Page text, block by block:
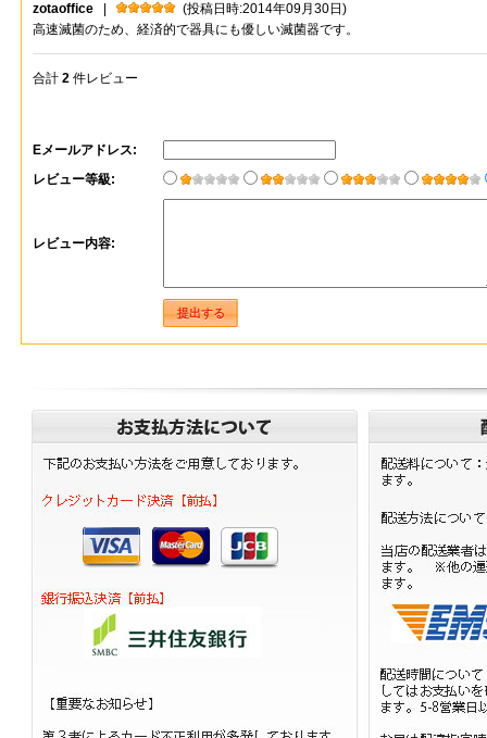
zotaoffice
(投稿日時:2014年09月30日)
高速滅菌のため、経済的で器具にも優しい滅菌器です。
合計 2 件レビュー
Eメールアドレス:
レビュー等級:
レビュー内容: